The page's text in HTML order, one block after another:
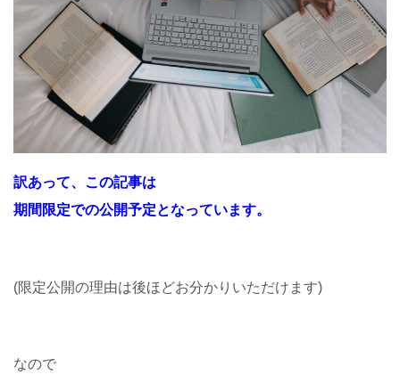
訳あって、この記事は
期間限定での公開予定となっています。
(限定公開の理由は後ほどお分かりいただけます)
なので